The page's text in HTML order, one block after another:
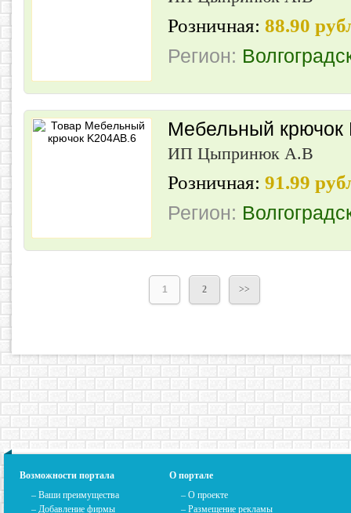
Розничная: 88.90
Регион:
Мебельный крючок
ИП Цыпринюк А.В
Розничная: 91.99
Регион:
1 2 >>
Возможности портала
– Ваши преимущества
– Добавление фирмы
О портале
– О проекте
– Размещение рекламы